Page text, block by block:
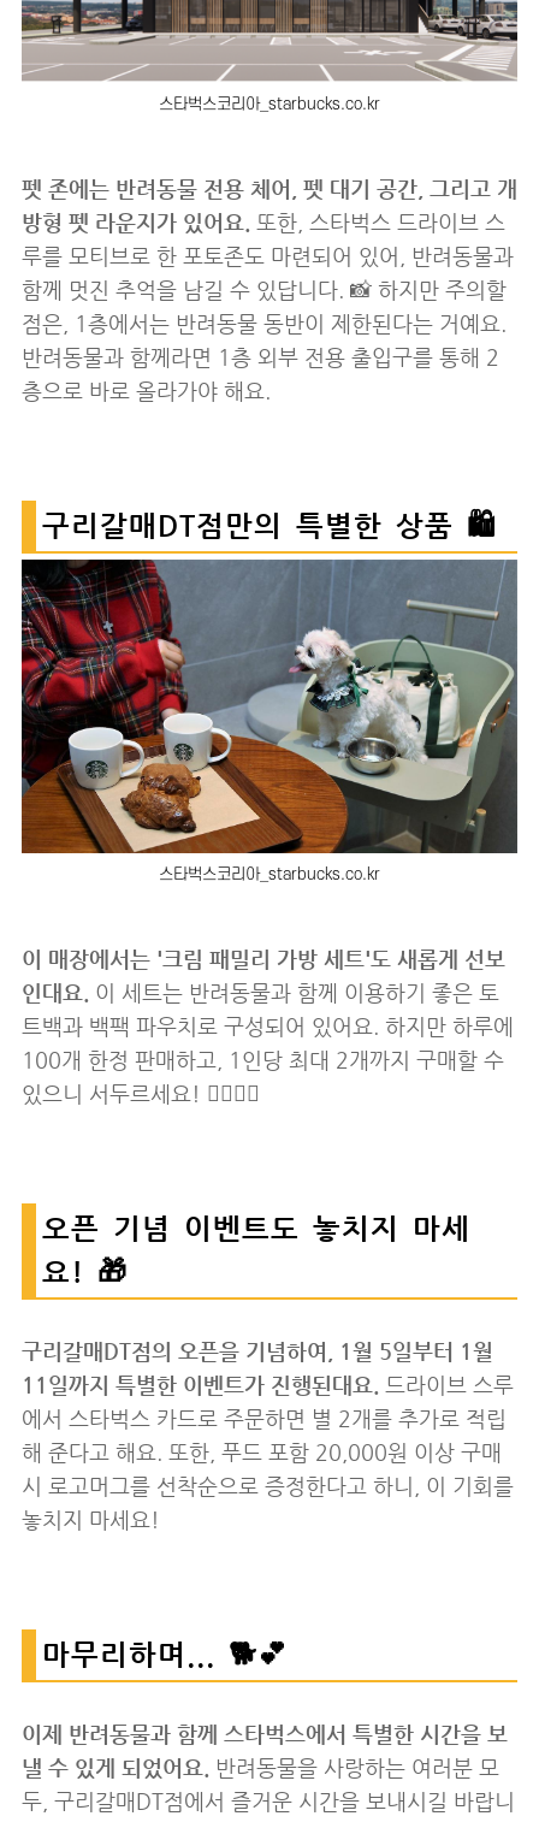
스타벅스코리아_starbucks.co.kr
펫 존에는 반려동물 전용 체어, 펫 대기 공간, 그리고 개
방형 펫 라운지가 있어요. 또한, 스타벅스 드라이브 스
루를 모티브로 한 포토존도 마련되어 있어, 반려동물과
함께 멋진 추억을 남길 수 있답니다. 📸 하지만 주의할
점은, 1층에서는 반려동물 동반이 제한된다는 거예요.
반려동물과 함께라면 1층 외부 전용 출입구를 통해 2
층으로 바로 올라가야 해요.
구리갈매DT점만의 특별한 상품 🛍️
스타벅스코리아_starbucks.co.kr
이 매장에서는 '크림 패밀리 가방 세트'도 새롭게 선보
인대요. 이 세트는 반려동물과 함께 이용하기 좋은 토
트백과 백팩 파우치로 구성되어 있어요. 하지만 하루에
100개 한정 판매하고, 1인당 최대 2개까지 구매할 수
있으니 서두르세요! 🏃‍♀️🏃‍♂️
오픈 기념 이벤트도 놓치지 마세
요! 🎁
구리갈매DT점의 오픈을 기념하여, 1월 5일부터 1월
11일까지 특별한 이벤트가 진행된대요. 드라이브 스루
에서 스타벅스 카드로 주문하면 별 2개를 추가로 적립
해 준다고 해요. 또한, 푸드 포함 20,000원 이상 구매
시 로고머그를 선착순으로 증정한다고 하니, 이 기회를
놓치지 마세요!
마무리하며... 🐕💕
이제 반려동물과 함께 스타벅스에서 특별한 시간을 보
낼 수 있게 되었어요. 반려동물을 사랑하는 여러분 모
두, 구리갈매DT점에서 즐거운 시간을 보내시길 바랍니